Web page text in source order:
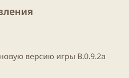
версию игры B.0.9.2a